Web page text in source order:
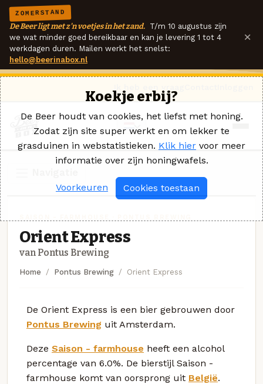
ZOMERSTAND
De Beer ligt met z'n voetjes in het zand. T/m 10 augustus zijn
we wat minder goed bereikbaar en kan je levering 1 tot 4
werkdagen duren. Mailen werkt het snelst:
hello@beerinabox.nl
×
Orient Express
van Pontus Brewing
Home Pontus Brewing Orient Express
De Orient Express is een bier gebrouwen door
Pontus Brewing uit Amsterdam.
Deze Saison - farmhouse heeft een alcohol
percentage van 6.0%. De bierstijl Saison -
farmhouse komt van oorsprong uit België.
Koekje erbij?
De Beer houdt van cookies, het liefst met honing.
Zodat zijn site super werkt en om lekker te
grasduinen in webstatistieken. Klik hier voor meer
informatie over zijn honingwafels.
Voorkeuren Cookies toestaan